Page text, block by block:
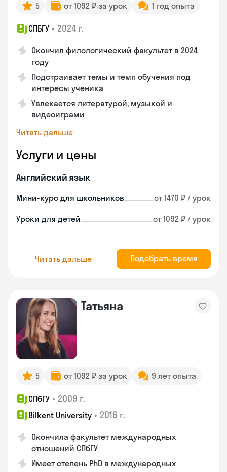
5 от 1092 ₽ за урок 1 год опыта
СПБГУ • 2024 г.
Окончил филологический факультет в 2024
году
Подстраивает темы и темп обучения под
интересы ученика
Увлекается литературой, музыкой и
видеоиграми
Читать дальше
Услуги и цены
Английский язык
Мини-курс для школьников от 1470 ₽ / урок
Уроки для детей от 1092 ₽ / урок
Читать дальше Подобрать время
Татьяна
5 от 1092 ₽ за урок 9 лет опыта
СПбГУ • 2009 г.
Bilkent University • 2016 г.
Окончила факультет международных
отношений СПбГУ
Имеет степень PhD в международных